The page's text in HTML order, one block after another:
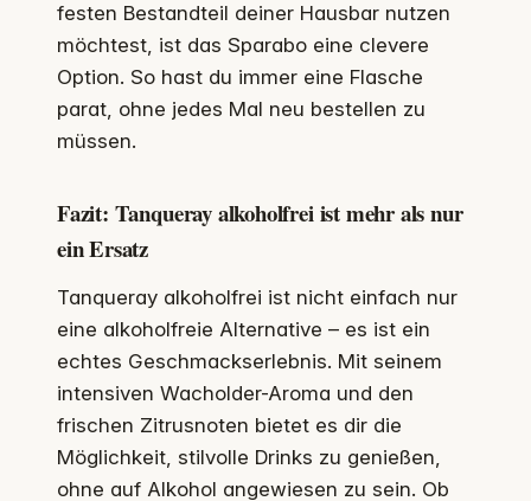
festen Bestandteil deiner Hausbar nutzen
möchtest, ist das Sparabo eine clevere
Option. So hast du immer eine Flasche
parat, ohne jedes Mal neu bestellen zu
müssen.
Fazit: Tanqueray alkoholfrei ist mehr als nur
ein Ersatz
Tanqueray alkoholfrei ist nicht einfach nur
eine alkoholfreie Alternative – es ist ein
echtes Geschmackserlebnis. Mit seinem
intensiven Wacholder-Aroma und den
frischen Zitrusnoten bietet es dir die
Möglichkeit, stilvolle Drinks zu genießen,
ohne auf Alkohol angewiesen zu sein. Ob